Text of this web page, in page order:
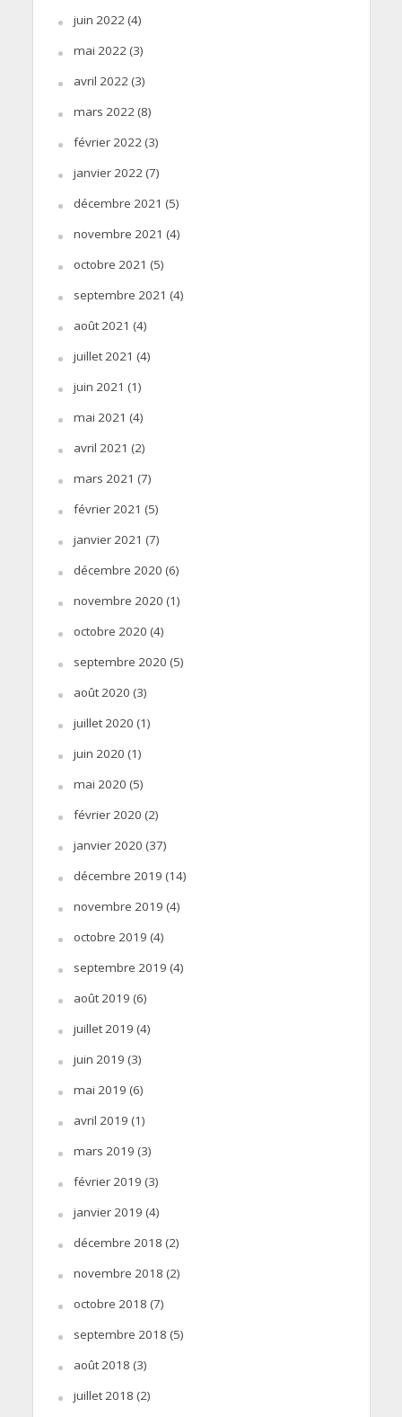
juin 2022(4)
mai 2022(3)
avril 2022(3)
mars 2022(8)
février 2022(3)
janvier 2022(7)
décembre 2021 (5)
novembre 2021 (4)
octobre 2021 (5)
septembre 2021 (4)
août 2021 (4)
juillet 2021 (4)
juin 2021 (1)
mai 2021 (4)
avril 2021 (2)
mars 2021 (7)
février 2021 (5)
janvier 2021 (7)
décembre 2020 (6)
novembre 2020 (1)
octobre 2020 (4)
septembre 2020 (5)
août 2020 (3)
juillet 2020 (1)
juin 2020 (1)
mai 2020 (5)
février 2020 (2)
janvier 2020 (37)
décembre 2019 (14)
novembre 2019 (4)
octobre 2019 (4)
septembre 2019 (4)
août 2019 (6)
juillet 2019 (4)
juin 2019 (3)
mai 2019 (6)
avril 2019 (1)
mars 2019 (3)
février 2019 (3)
janvier 2019 (4)
décembre 2018 (2)
novembre 2018 (2)
octobre 2018 (7)
septembre 2018 (5)
août 2018 (3)
juillet 2018 (2)